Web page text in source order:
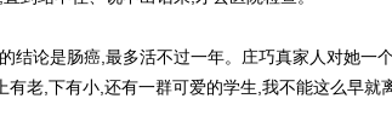
论是肠癌,最多活不过一年。庄巧真家人对她一个
有老,下有小,还有一群可爱的学生,我不能这么早就